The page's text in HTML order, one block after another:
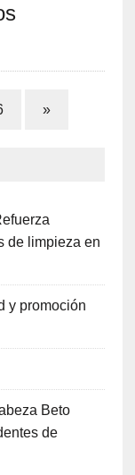
»
de limpieza en
y promoción
Beto
de